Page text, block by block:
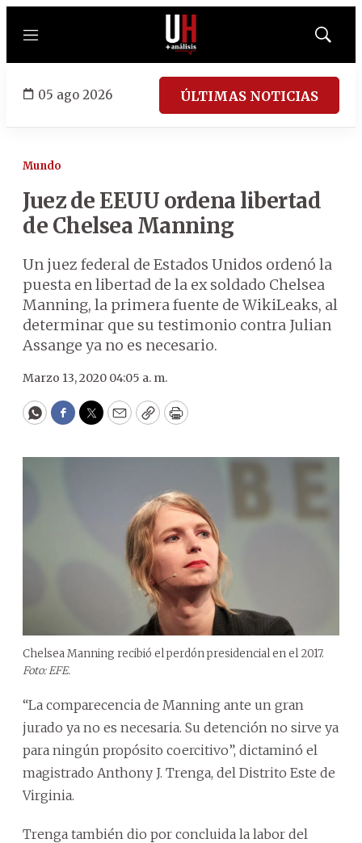
Menú
Mostrar
05 ago 2026 ÚLTIMAS NOTICIAS
Mundo
Juez de EEUU ordena libertad
de Chelsea Manning
Un juez federal de Estados Unidos ordenó la
puesta en libertad de la ex soldado Chelsea
Manning, la primera fuente de WikiLeaks, al
determinar que su testimonio contra Julian
Assange ya no es necesario.
Marzo 13, 2020 04:05 a. m.
WhatsApp
Facebook
Twitter
EmailCopyPrint
Chelsea Manning recibió el perdón presidencial en el 2017.
Foto: EFE.
“La comparecencia de Manning ante un gran
jurado ya no es necesaria. Su detención no sirve ya
para ningún propósito coercitivo”, dictaminó el
magistrado Anthony J. Trenga, del Distrito Este de
Virginia.
Trenga también dio por concluida la labor del